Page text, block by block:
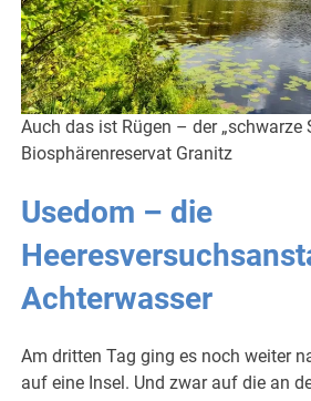
Auch das ist Rügen – der „schwarze
Biosphärenreservat Granitz
Usedom – die
Achterwasser
Am dritten Tag ging es noch weiter
auf eine Insel. Und zwar auf die an